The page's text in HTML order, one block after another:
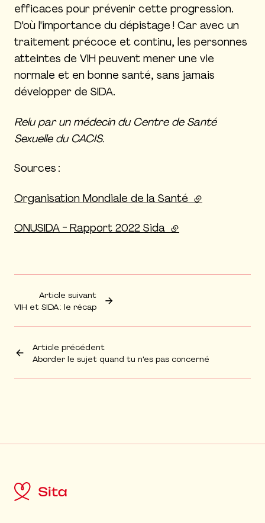
efficaces pour prévenir cette progression.
D'où l'importance du dépistage ! Car avec un
traitement précoce et continu, les personnes
atteintes de VIH peuvent mener une vie
normale et en bonne santé, sans jamais
développer de SIDA.
Relu par un médecin du Centre de Santé
Sexuelle du CACIS.
Sources :
Organisation Mondiale de la Santé (lien externe)
ONUSIDA - Rapport 2022 Sida (lien externe)
Article précédent
Aborder le sujet quand tu n'es pas concerné
Article suivant
VIH et SIDA : le récap